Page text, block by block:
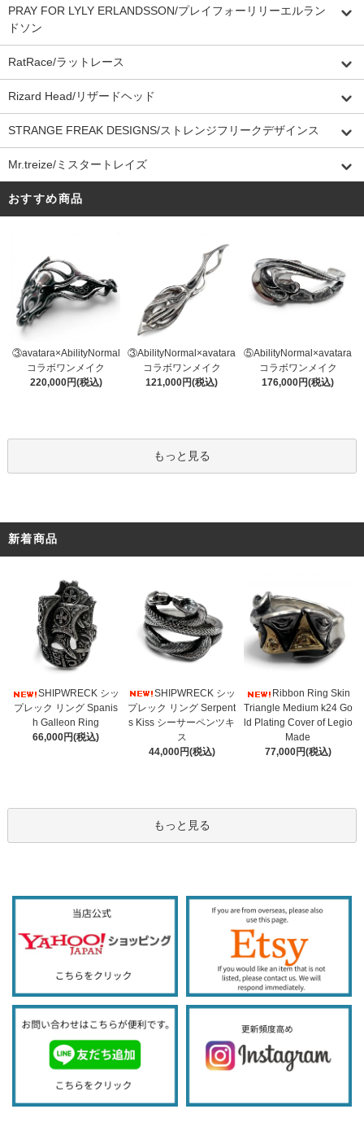
PRAY FOR LYLY ERLANDSSON/プレイフォーリリーエルラン
ドソン
RatRace/ラットレース
Rizard Head/リザードヘッド
STRANGE FREAK DESIGNS/ストレンジフリークデザインス
Mr.treize/ミスタートレイズ
おすすめ商品
③avatara×AbilityNormal
コラボワンメイク
220,000円(税込)
③AbilityNormal×avatara
コラボワンメイク
121,000円(税込)
⑤AbilityNormal×avatara
コラボワンメイク
176,000円(税込)
もっと見る
新着商品
SHIPWRECK シッ
プレック リング Spanis
h Galleon Ring
66,000円(税込)
SHIPWRECK シッ
プレック リング Serpent
s Kiss シーサーペンツキ
ス
44,000円(税込)
Ribbon Ring Skin
Triangle Medium k24 Go
ld Plating Cover of Legio
Made
77,000円(税込)
もっと見る